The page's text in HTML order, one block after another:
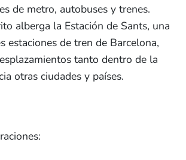
de metro, autobuses y trenes.
alberga la Estación de Sants, una
estaciones de tren de Barcelona,
tanto dentro de la
otras ciudades y países.